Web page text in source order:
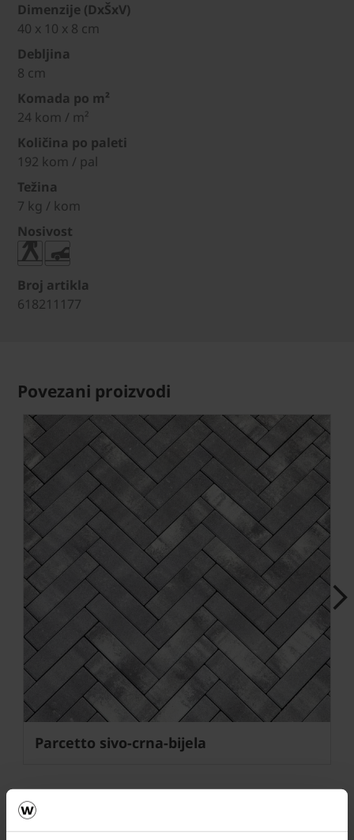
Dimenzije (DxŠxV)
40 x 10 x 8 cm
Debljina
8 cm
Komada po m²
24 kom / m²
Količina po paleti
192 kom / pal
Težina
7 kg / kom
Nosivost
Broj artikla
618211177
Povezani proizvodi
Parcetto sivo-crna-bijela
Next
Dodatna oprema